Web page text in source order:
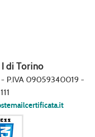
di Torino
- P.IVA 09059340019 -